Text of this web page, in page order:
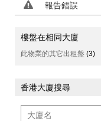
報告錯誤
樓盤在相同大廈
此物業的其它出租盤 (3)
香港大廈搜尋